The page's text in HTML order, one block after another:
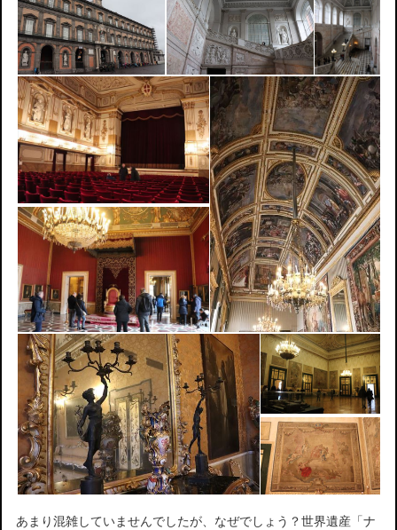
あまり混雑していませんでしたが、なぜでしょう？世界遺産「ナ